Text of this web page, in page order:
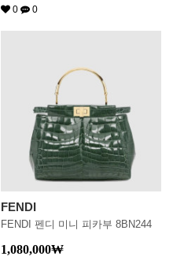
0 0
FENDI
FENDI 펜디 미니 피카부 8BN244
1,080,000₩